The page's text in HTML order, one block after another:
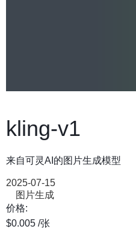
kling-v1
来自可灵AI的图片生成模型
2025-07-15
图片生成
价格:
$0.005 /张